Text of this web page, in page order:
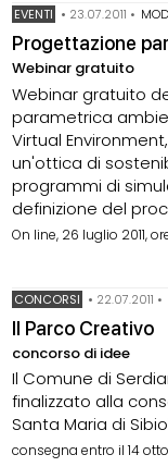
EVENTI • 23.07.2011 •
Progettazione
Webinar gratuito
Webinar gratuito
parametrica
Virtual
un'ottica di
programmi di
definizione del
On line, 26 luglio 2011,
CONCORSI • 22.07.2011 •
Il Parco Creativo
concorso di idee
Il Comune di
finalizzato alla
Santa Maria di
consegna entro il 14